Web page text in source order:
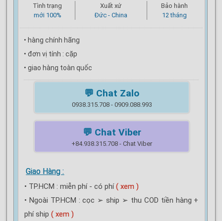
Tình trạng
mới 100%
Xuất xứ
Đức - China
Bảo hành
12 tháng
• hàng chính hãng
• đơn vị tính : cặp
• giao hàng toàn quốc
💬 Chat Zalo
0938.315.708 - 0909.088.993
💬 Chat Viber
+84.938.315.708 - Chat Viber
Giao Hàng :
• TP.HCM : miễn phí - có phí( xem )
• Ngoài TP.HCM : cọc ➢ ship ➢ thu COD tiền hàng +
phí ship ( xem )